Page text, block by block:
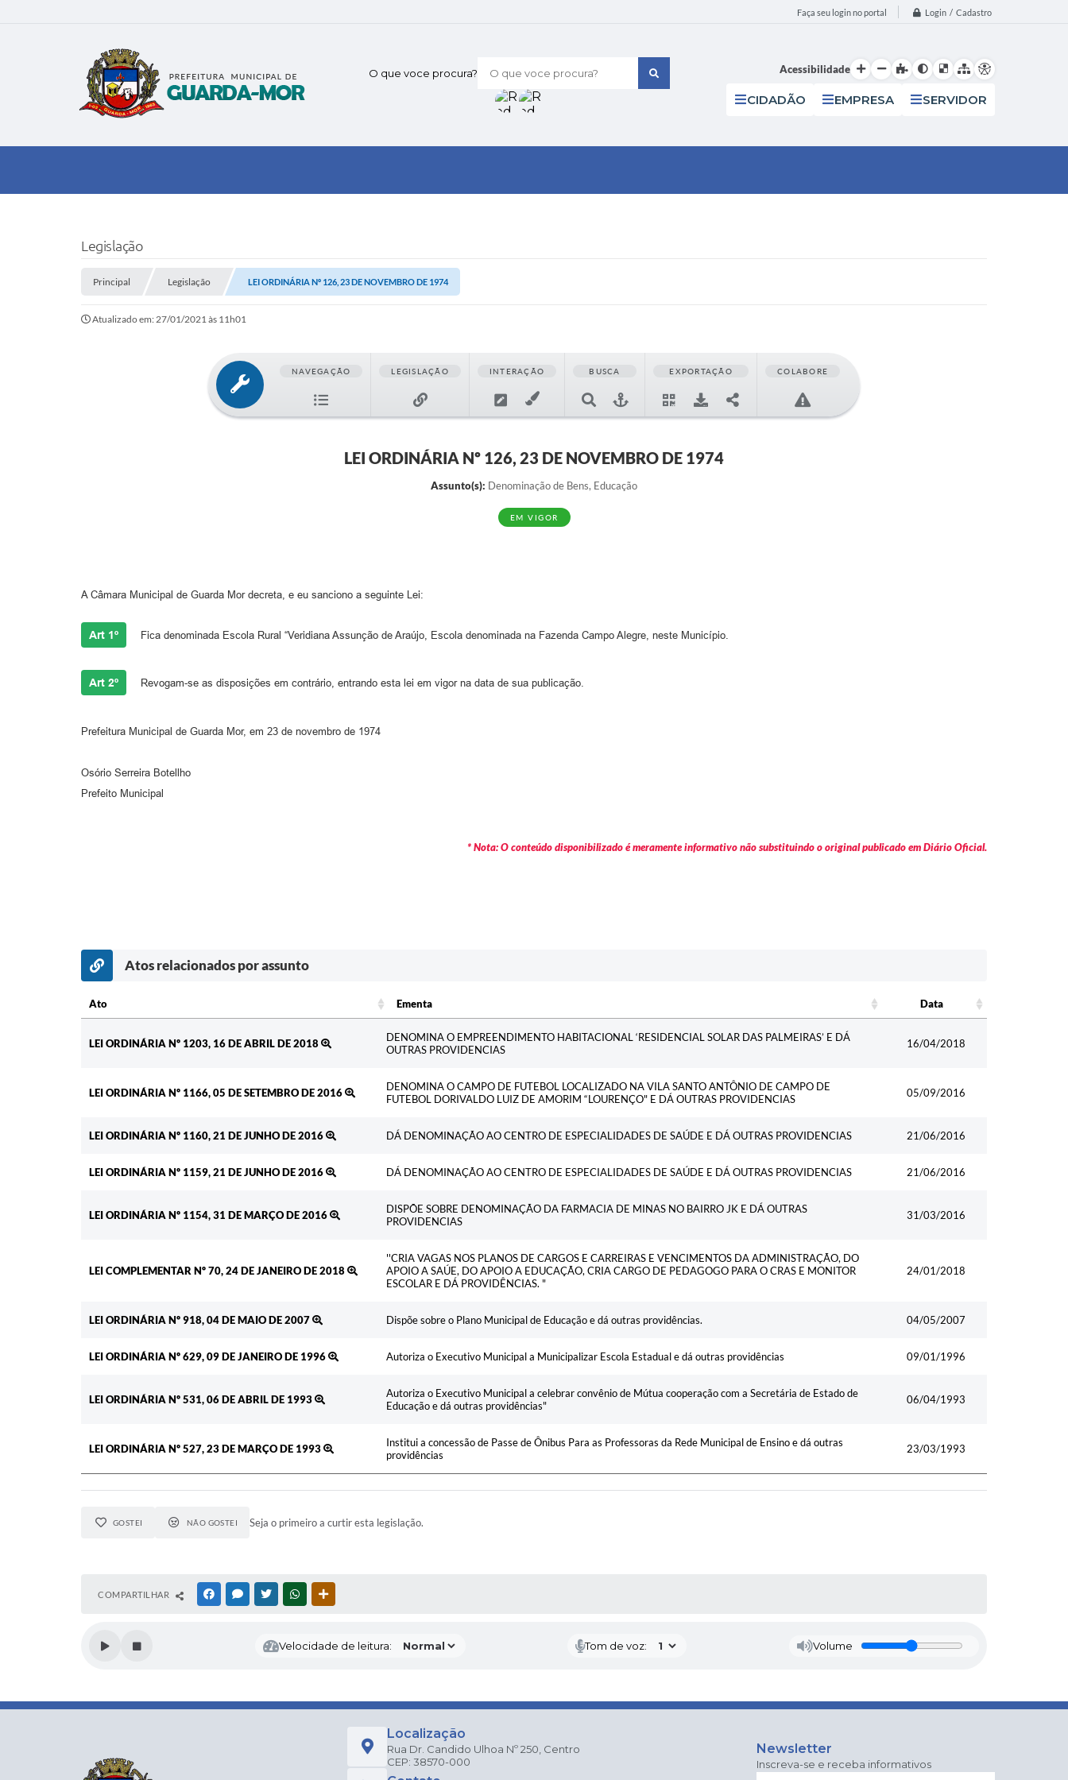
Faça seu login no portal Login / Cadastro
O que voce procura? Acessibilidade
CIDADÃO EMPRESA SERVIDOR
Legislação
Principal Legislação LEI ORDINÁRIA Nº 126, 23 DE NOVEMBRO DE 1974
Atualizado em: 27/01/2021 às 11h01
NAVEGAÇÃO LEGISLAÇÃO INTERAÇÃO BUSCA EXPORTAÇÃO COLABORE
LEI ORDINÁRIA Nº 126, 23 DE NOVEMBRO DE 1974
Assunto(s): Denominação de Bens, Educação
EM VIGOR
A Câmara Municipal de Guarda Mor decreta, e eu sanciono a seguinte Lei:
Art 1º Fica denominada Escola Rural “Veridiana Assunção de Araújo, Escola denominada na Fazenda Campo Alegre, neste Município.
Art 2º Revogam-se as disposições em contrário, entrando esta lei em vigor na data de sua publicação.
Prefeitura Municipal de Guarda Mor, em 23 de novembro de 1974
Osório Serreira Botellho
Prefeito Municipal
* Nota: O conteúdo disponibilizado é meramente informativo não substituindo o original publicado em Diário Oficial.
Atos relacionados por assunto
Ato Ementa
Data
LEI ORDINÁRIA Nº 1203, 16 DE ABRIL DE 2018
DENOMINA O EMPREENDIMENTO HABITACIONAL ‘RESIDENCIAL SOLAR DAS PALMEIRAS’ E DÁ
OUTRAS PROVIDENCIAS
16/04/2018
LEI ORDINÁRIA Nº 1166, 05 DE SETEMBRO DE 2016
DENOMINA O CAMPO DE FUTEBOL LOCALIZADO NA VILA SANTO ANTÔNIO DE CAMPO DE
FUTEBOL DORIVALDO LUIZ DE AMORIM “LOURENÇO" E DÁ OUTRAS PROVIDENCIAS
05/09/2016
LEI ORDINÁRIA Nº 1160, 21 DE JUNHO DE 2016 DÁ DENOMINAÇÃO AO CENTRO DE ESPECIALIDADES DE SAÚDE E DÁ OUTRAS PROVIDENCIAS 21/06/2016
LEI ORDINÁRIA Nº 1159, 21 DE JUNHO DE 2016 DÁ DENOMINAÇÃO AO CENTRO DE ESPECIALIDADES DE SAÚDE E DÁ OUTRAS PROVIDENCIAS 21/06/2016
LEI ORDINÁRIA Nº 1154, 31 DE MARÇO DE 2016
DISPÕE SOBRE DENOMINAÇÃO DA FARMACIA DE MINAS NO BAIRRO JK E DÁ OUTRAS
PROVIDENCIAS
31/03/2016
LEI COMPLEMENTAR Nº 70, 24 DE JANEIRO DE 2018
''CRIA VAGAS NOS PLANOS DE CARGOS E CARREIRAS E VENCIMENTOS DA ADMINISTRAÇÃO, DO
APOIO A SAÚE, DO APOIO A EDUCAÇÃO, CRIA CARGO DE PEDAGOGO PARA O CRAS E MONITOR
ESCOLAR E DÁ PROVIDÊNCIAS. "
24/01/2018
LEI ORDINÁRIA Nº 918, 04 DE MAIO DE 2007 Dispõe sobre o Plano Municipal de Educação e dá outras providências. 04/05/2007
LEI ORDINÁRIA Nº 629, 09 DE JANEIRO DE 1996 Autoriza o Executivo Municipal a Municipalizar Escola Estadual e dá outras providências 09/01/1996
LEI ORDINÁRIA Nº 531, 06 DE ABRIL DE 1993
Autoriza o Executivo Municipal a celebrar convênio de Mútua cooperação com a Secretária de Estado de
Educação e dá outras providências"
06/04/1993
LEI ORDINÁRIA Nº 527, 23 DE MARÇO DE 1993
Institui a concessão de Passe de Ônibus Para as Professoras da Rede Municipal de Ensino e dá outras
providências
23/03/1993
GOSTEI NÃO GOSTEI Seja o primeiro a curtir esta legislação.
COMPARTILHAR FACEBOOKMESSENGER
TWITTERWHATSAPP
Velocidade de leitura: Tom de voz: Volume
Localização
Rua Dr. Candido Ulhoa Nº 250, Centro
CEP: 38570-000
Newsletter
Inscreva-se e receba informativos